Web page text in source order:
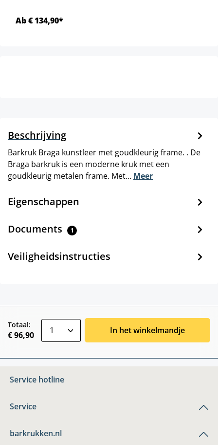
Ab € 134,90*
Beschrijving
Barkruk Braga kunstleer met goudkleurig frame. . De
Braga barkruk is een moderne kruk met een
goudkleurig metalen frame. Met… Meer
Eigenschappen
Documents 1
Veiligheidsinstructies
Totaal:
€ 96,90 In het winkelmandje
Service hotline
Service
barkrukken.nl